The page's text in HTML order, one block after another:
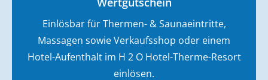
Einlösbar für Thermen- & Saunaeintritte,
Massagen sowie Verkaufsshop oder einem
Hotel-Aufenthalt im H 2 O Hotel-Therme-Resort
einlösen.